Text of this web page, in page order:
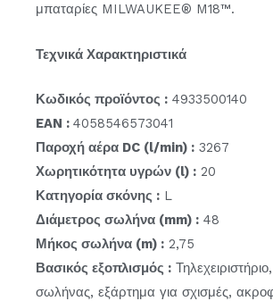
μπαταρίες MILWAUKEE® M18™.
Τεχνικά Χαρακτηριστικά
Κωδικός προϊόντος : 4933500140
EAN : 4058546573041
Παροχή αέρα DC (l/min) : 3267
Χωρητικότητα υγρών (l) : 20
Κατηγορία σκόνης : L
Διάμετρος σωλήνα (mm) : 48
Μήκος σωλήνα (m) : 2,75
Βασικός εξοπλισμός :
σωλήνας, εξάρτημα για σχισμές,